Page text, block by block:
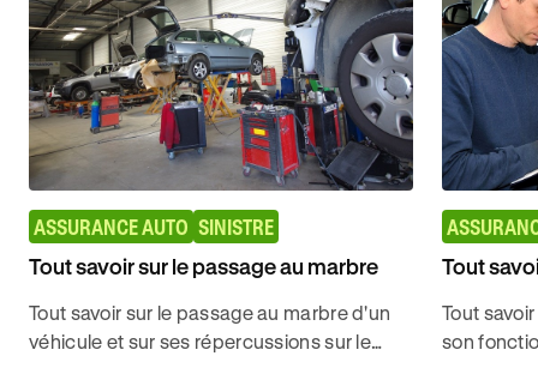
ASSURANCE AUTO SINISTRE
Tout savoir sur le passage au marbre
Tout savoir sur le passage au marbre d'un
véhicule et sur ses répercussions sur le
Tout
Tout
son